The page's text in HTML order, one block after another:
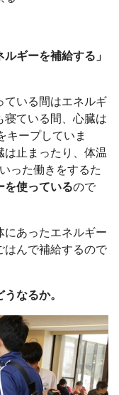
ギーを補給する」
ている間はエネルギ
寝ている間、心臓は
キープしていま
は止まったり、体温
った働きをするた
を使っているので
にあったエネルギー
はんで補給するので
なるか。